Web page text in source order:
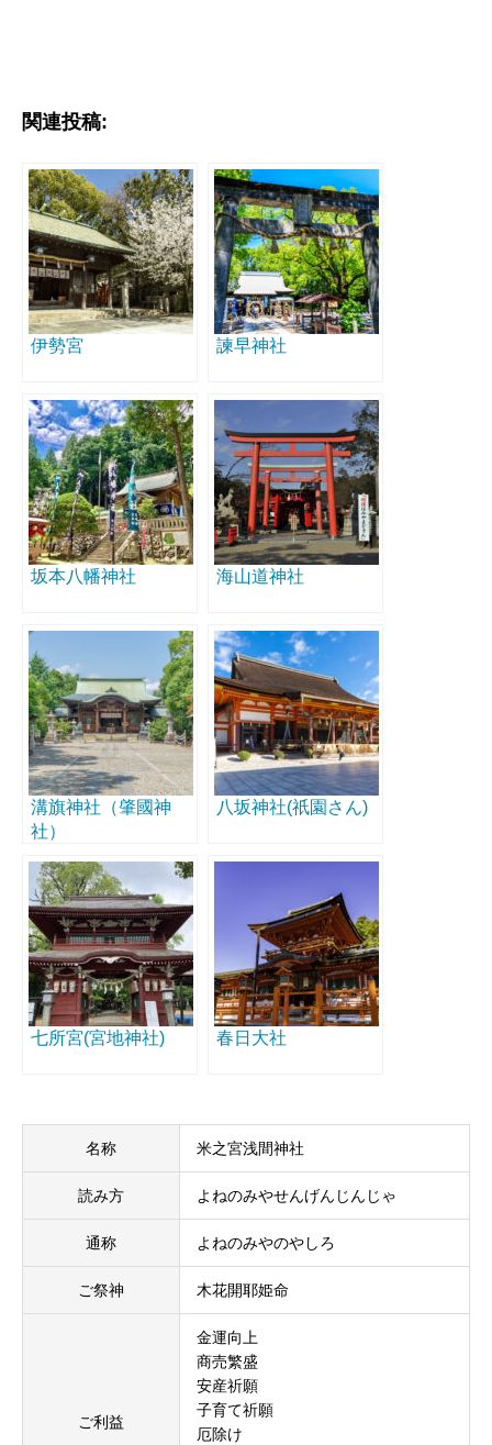
関連投稿:
伊勢宮 諫早神社
坂本八幡神社 海山道神社
溝旗神社（肇國神
社）
八坂神社(祇園さん)
七所宮(宮地神社) 春日大社
名称 米之宮浅間神社
読み方 よねのみやせんげんじんじゃ
通称 よねのみやのやしろ
ご祭神 木花開耶姫命
ご利益
金運向上
商売繁盛
安産祈願
子育て祈願
厄除け